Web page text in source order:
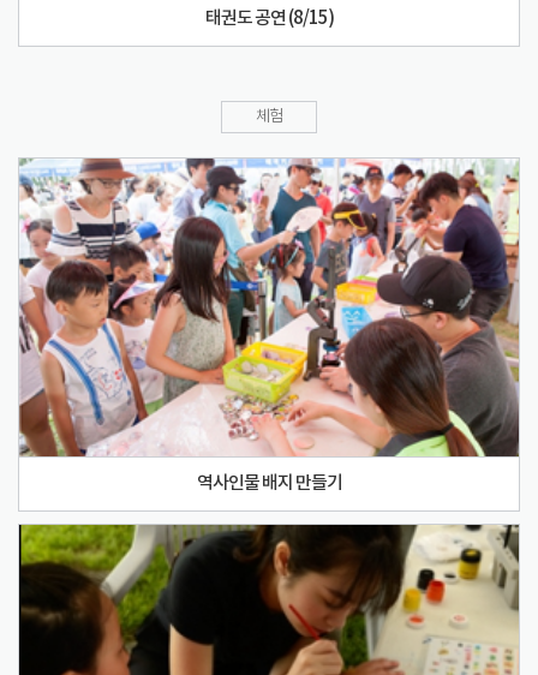
태권도 공연 (8/15)
체험
역사인물 배지 만들기